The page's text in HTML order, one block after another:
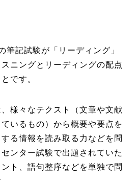
筆記試験が「リーディング」
ニングとリーディングの配点
です。
、様々なテクスト（文章や文献
いるもの）から概要や要点を
る情報を読み取る力などを問
ンター試験で出題されていた
ト、語句整序などを単独で問